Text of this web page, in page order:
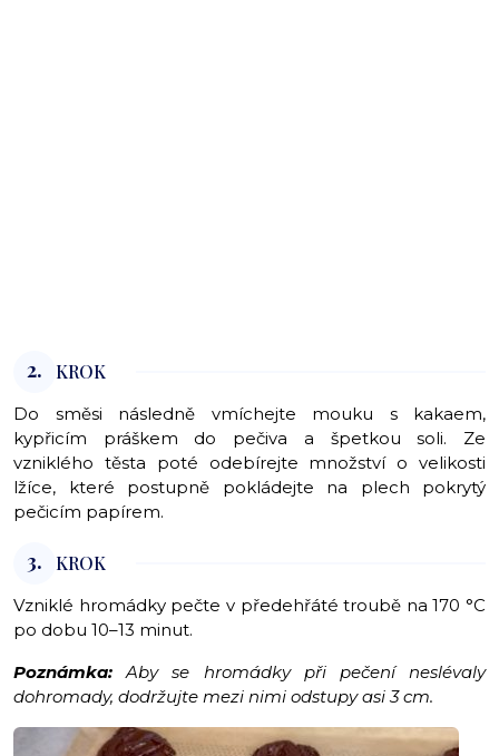
2. KROK
Do směsi následně vmíchejte mouku s kakaem,
kypřicím práškem do pečiva a špetkou soli. Ze
vzniklého těsta poté odebírejte množství o velikosti
lžíce, které postupně pokládejte na plech pokrytý
pečicím papírem.
3. KROK
Vzniklé hromádky pečte v předehřáté troubě na 170 °C
po dobu 10–13 minut.
Poznámka: Aby se hromádky při pečení neslévaly
dohromady, dodržujte mezi nimi odstupy asi 3 cm.